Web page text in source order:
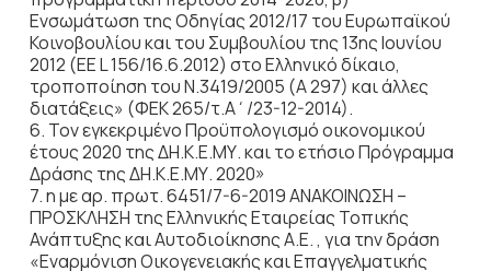
Ενσωμάτωση της Οδηγίας 2012/17 του Ευρωπαϊκού
Κοινοβουλίου και του Συμβουλίου της 13ης Ιουνίου
2012 (EE L 156/16.6.2012) στο Ελληνικό δίκαιο,
τροποποίηση του Ν.3419/2005 (Α 297) και άλλες
διατάξεις» (ΦΕΚ 265/τ.Α΄/23-12-2014).
6. Τον εγκεκριμένο Προϋπολογισμό οικονομικού
έτους 2020 της ΔΗ.Κ.Ε.ΜΥ. και το ετήσιο Πρόγραμμα
Δράσης της ΔΗ.Κ.Ε.ΜΥ. 2020»
7. η με αρ. πρωτ. 6451/7-6-2019 ΑΝΑΚΟΙΝΩΣΗ –
ΠΡΟΣΚΛΗΣΗ της Ελληνικής Εταιρείας Τοπικής
Ανάπτυξης και Αυτοδιοίκησης Α.Ε. , για την δράση
«Εναρμόνιση Οικογενειακής και Επαγγελματικής